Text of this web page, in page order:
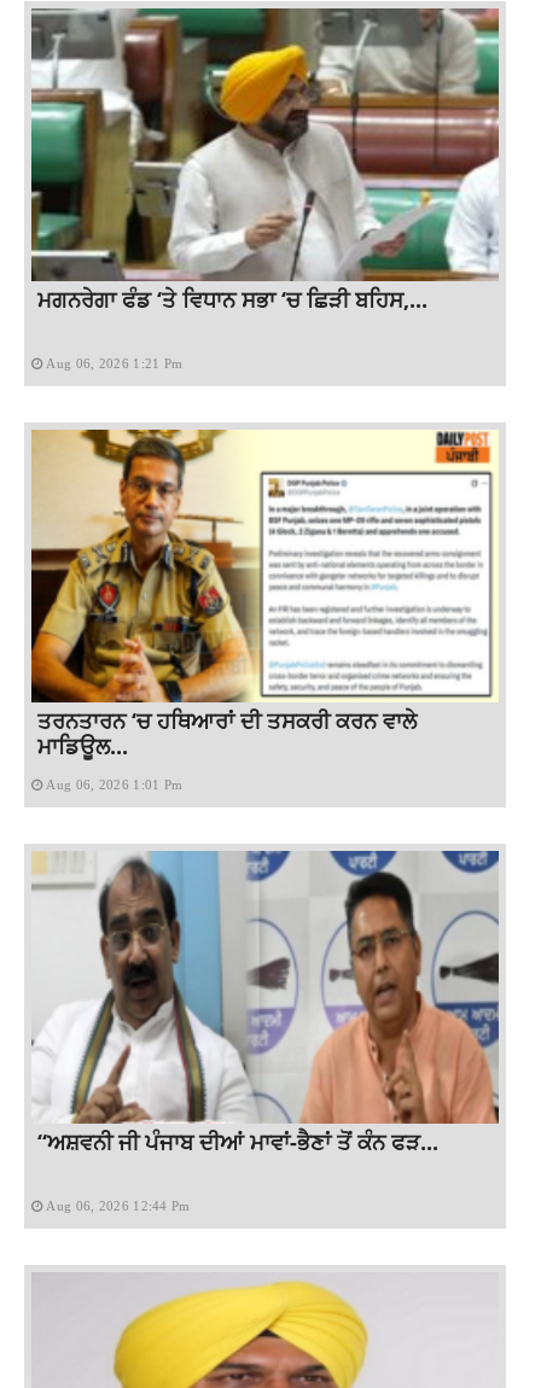
ਮਗਨਰੇਗਾ ਫੰਡ ‘ਤੇ ਵਿਧਾਨ ਸਭਾ ‘ਚ ਛਿੜੀ ਬਹਿਸ,...
Aug 06, 2026 1:21 Pm
ਤਰਨਤਾਰਨ ‘ਚ ਹਥਿਆਰਾਂ ਦੀ ਤਸਕਰੀ ਕਰਨ ਵਾਲੇ
ਮਾਡਿਊਲ...
Aug 06, 2026 1:01 Pm
“ਅਸ਼ਵਨੀ ਜੀ ਪੰਜਾਬ ਦੀਆਂ ਮਾਵਾਂ-ਭੈਣਾਂ ਤੋਂ ਕੰਨ ਫੜ...
Aug 06, 2026 12:44 Pm